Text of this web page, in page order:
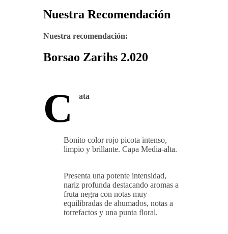
Nuestra Recomendación
Nuestra recomendación:
Borsao Zarihs 2.020
C ata
Bonito color rojo picota intenso,
limpio y brillante. Capa Media-alta.
Presenta una potente intensidad,
nariz profunda destacando aromas a
fruta negra con notas muy
equilibradas de ahumados, notas a
torrefactos y una punta floral.